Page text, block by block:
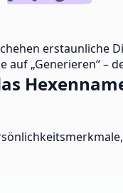
erstaunliche
auf „Generieren“ –